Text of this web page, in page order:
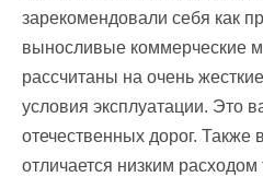
зарекомендовали себя как
выносливые коммерческие
рассчитаны на очень
условия эксплуатации. Это
отечественных дорог. Также
отличается низким расходом